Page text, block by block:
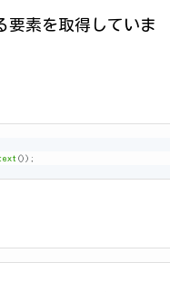
要素を取得していま
() ) ;